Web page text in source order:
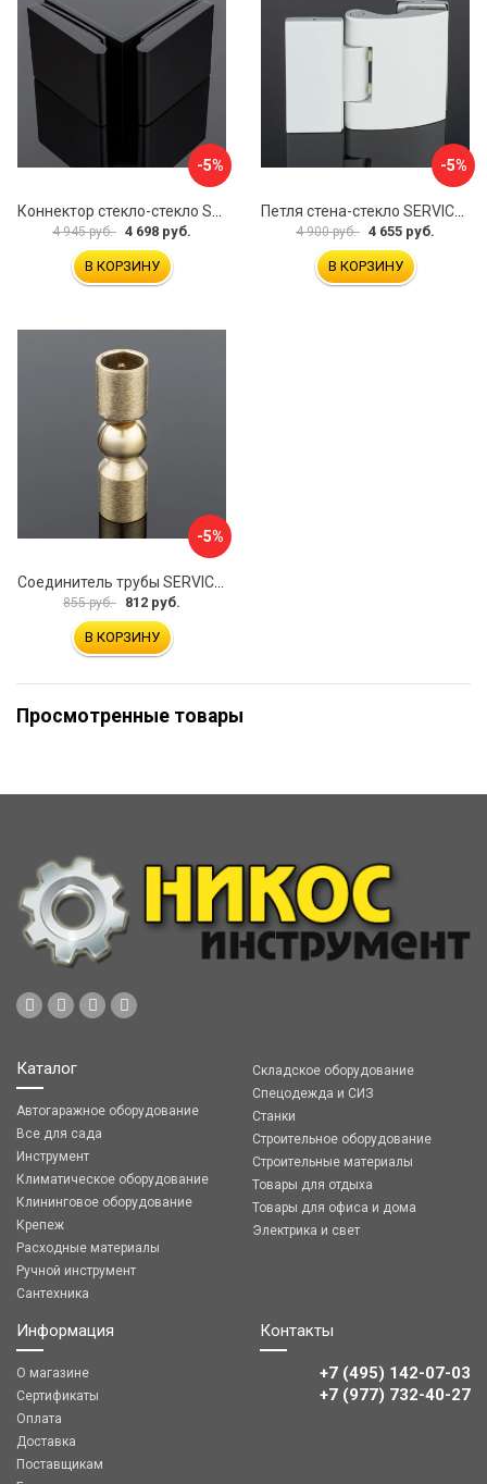
-5%
4 945 руб. 4 698 руб.
В КОРЗИНУ
-5%
4 900 руб. 4 655 руб.
В КОРЗИНУ
-5%
855 руб. 812 руб.
В КОРЗИНУ
Просмотренные товары
Каталог
Автогаражное оборудование
Все для сада
Инструмент
Климатическое оборудование
Клининговое оборудование
Крепеж
Расходные материалы
Ручной инструмент
Сантехника
Складское оборудование
Спецодежда и СИЗ
Станки
Строительное оборудование
Строительные материалы
Товары для отдыха
Товары для офиса и дома
Электрика и свет
Информация
О магазине
Сертификаты
Оплата
Доставка
Поставщикам
Контакты
+7 (495) 142-07-03
‎‎+7 (977) 732-40-27